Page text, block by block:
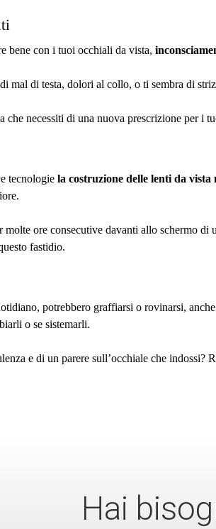
bene con i tuoi occhiali da vista,
mal di testa, dolori al collo, o ti sembra di
che necessiti di una nuova prescrizione per i
tecnologie la costruzione delle lenti da vista
molte ore consecutive davanti allo schermo
fastidio.
potrebbero graffiarsi o rovinarsi,
o se sistemarli.
e di un parere sull’occhiale che indossi?
Hai